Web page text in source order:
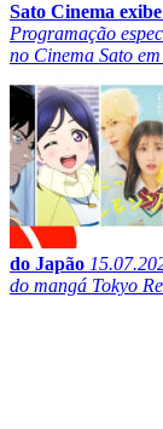
Sato Cinema
Programação
no Cinema Sato
do Japão
do mangá Tokyo